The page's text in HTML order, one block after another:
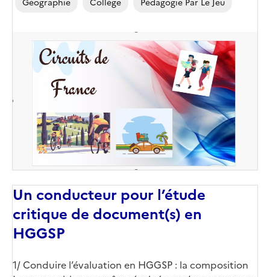
Géographie Collège Pédagogie Par Le Jeu
Image
couverture
(conseillée)
Un conducteur pour l’étude
critique de document(s) en
HGGSP
Corps
1/ Conduire l’évaluation en HGGSP : la composition